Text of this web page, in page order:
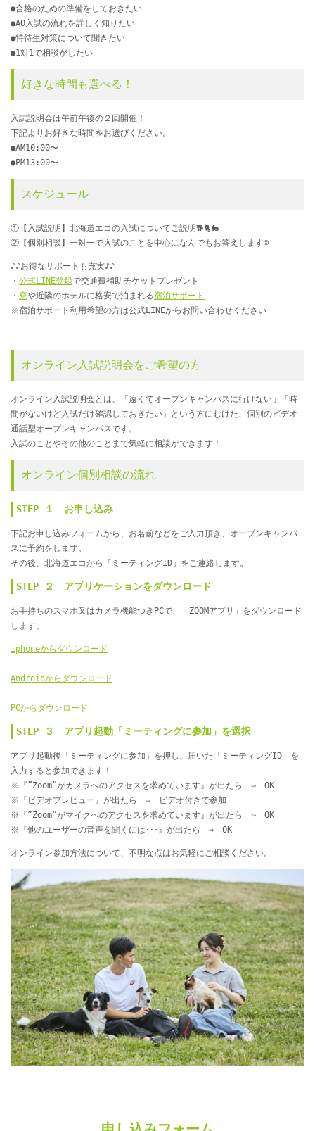
●合格のための準備をしておきたい
●AO入試の流れを詳しく知りたい
●特待生対策について聞きたい
●1対1で相談がしたい
好きな時間も選べる！
入試説明会は午前午後の２回開催！
下記よりお好きな時間をお選びください。
●AM10:00〜
●PM13:00〜
スケジュール
①【入試説明】北海道エコの入試についてご説明🐕🐈🐇
②【個別相談】一対一で入試のことを中心になんでもお答えします☺
♪♪お得なサポートも充実♪♪
・ 公式LINE登録で交通費補助チケットプレゼント
・ 寮や近隣のホテルに格安で泊まれる宿泊サポート
※宿泊サポート利用希望の方は公式LINEからお問い合わせください
オンライン入試説明会をご希望の方
オンライン入試説明会とは、「遠くてオープンキャンパスに行けない」「時
間がないけど入試だけ確認しておきたい」という方にむけた、個別のビデオ
通話型オープンキャンパスです。
入試のことやその他のことまで気軽に相談ができます！
オンライン個別相談の流れ
STEP １ お申し込み
下記お申し込みフォームから、お名前などをご入力頂き、オープンキャンパ
スに予約をします。
その後、北海道エコから「ミーティングID」をご連絡します。
STEP ２ アプリケーションをダウンロード
お手持ちのスマホ又はカメラ機能つきPCで、「ZOOMアプリ」をダウンロード
します。
iphoneからダウンロード
Androidからダウンロード
PCからダウンロード
STEP ３ アプリ起動「ミーティングに参加」を選択
アプリ起動後「ミーティングに参加」を押し、届いた「ミーティングID」を
入力すると参加できます！
※『”Zoom”がカメラへのアクセスを求めています』が出たら ⇒ OK
※『ビデオプレビュー』が出たら ⇒ ビデオ付きで参加
※『”Zoom”がマイクへのアクセスを求めています』が出たら ⇒ OK
※『他のユーザーの音声を聞くには･･･』が出たら ⇒ OK
オンライン参加方法について、不明な点はお気軽にご相談ください。